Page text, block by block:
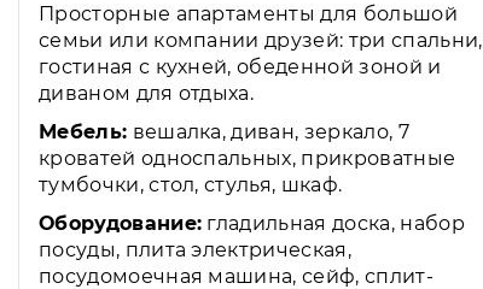
Просторные апартаменты для большой
семьи или компании друзей: три спальни,
гостиная с кухней, обеденной зоной и
диваном для отдыха.
Мебель: вешалка, диван, зеркало, 7
кроватей односпальных, прикроватные
тумбочки, стол, стулья, шкаф.
Оборудование: гладильная доска, набор
посуды, плита электрическая,
посудомоечная машина, сейф, сплит-